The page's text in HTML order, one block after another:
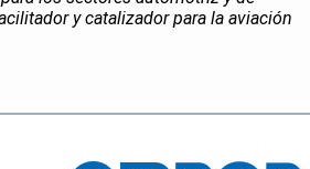
y catalizador para la aviación